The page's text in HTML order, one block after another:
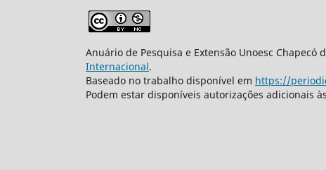
Anuário de Pesquisa e Extensão Unoesc Chapecó
Internacional.
Baseado no trabalho disponível em https://
Podem estar disponíveis autorizações adicionais